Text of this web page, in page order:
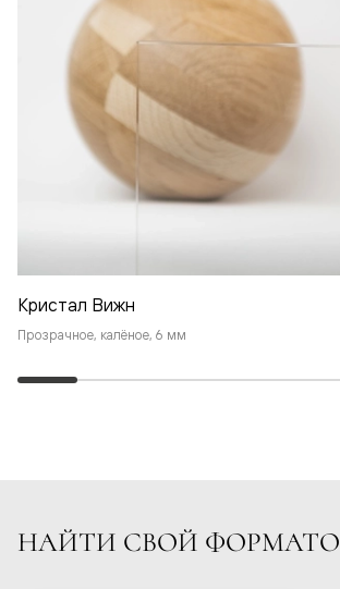
Кристал Вижн
Прозрачное, калёное, 6 мм
НАЙТИ СВОЙ ФОРМАТО